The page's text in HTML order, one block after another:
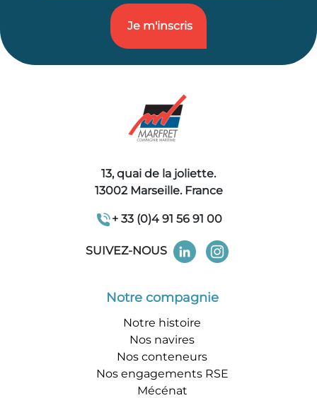
13, quai de la joliette.
13002 Marseille. France
+ 33 (0)4 91 56 91 00
SUIVEZ-NOUS
Notre compagnie
Notre histoire
Nos navires
Nos conteneurs
Nos engagements RSE
Mécénat